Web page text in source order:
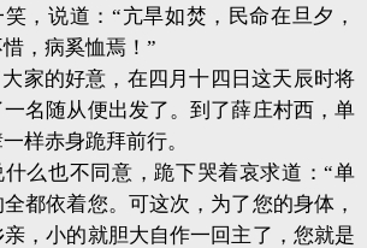
，说道：“亢旱如焚，民命在旦夕，
，病奚恤焉！”
家的好意，在四月十四日这天辰时将
名随从便出发了。到了薛庄村西，单
样赤身跪拜前行。
么也不同意，跪下哭着哀求道：“单
都依着您。可这次，为了您的身体，
，小的就胆大自作一回主了，您就是